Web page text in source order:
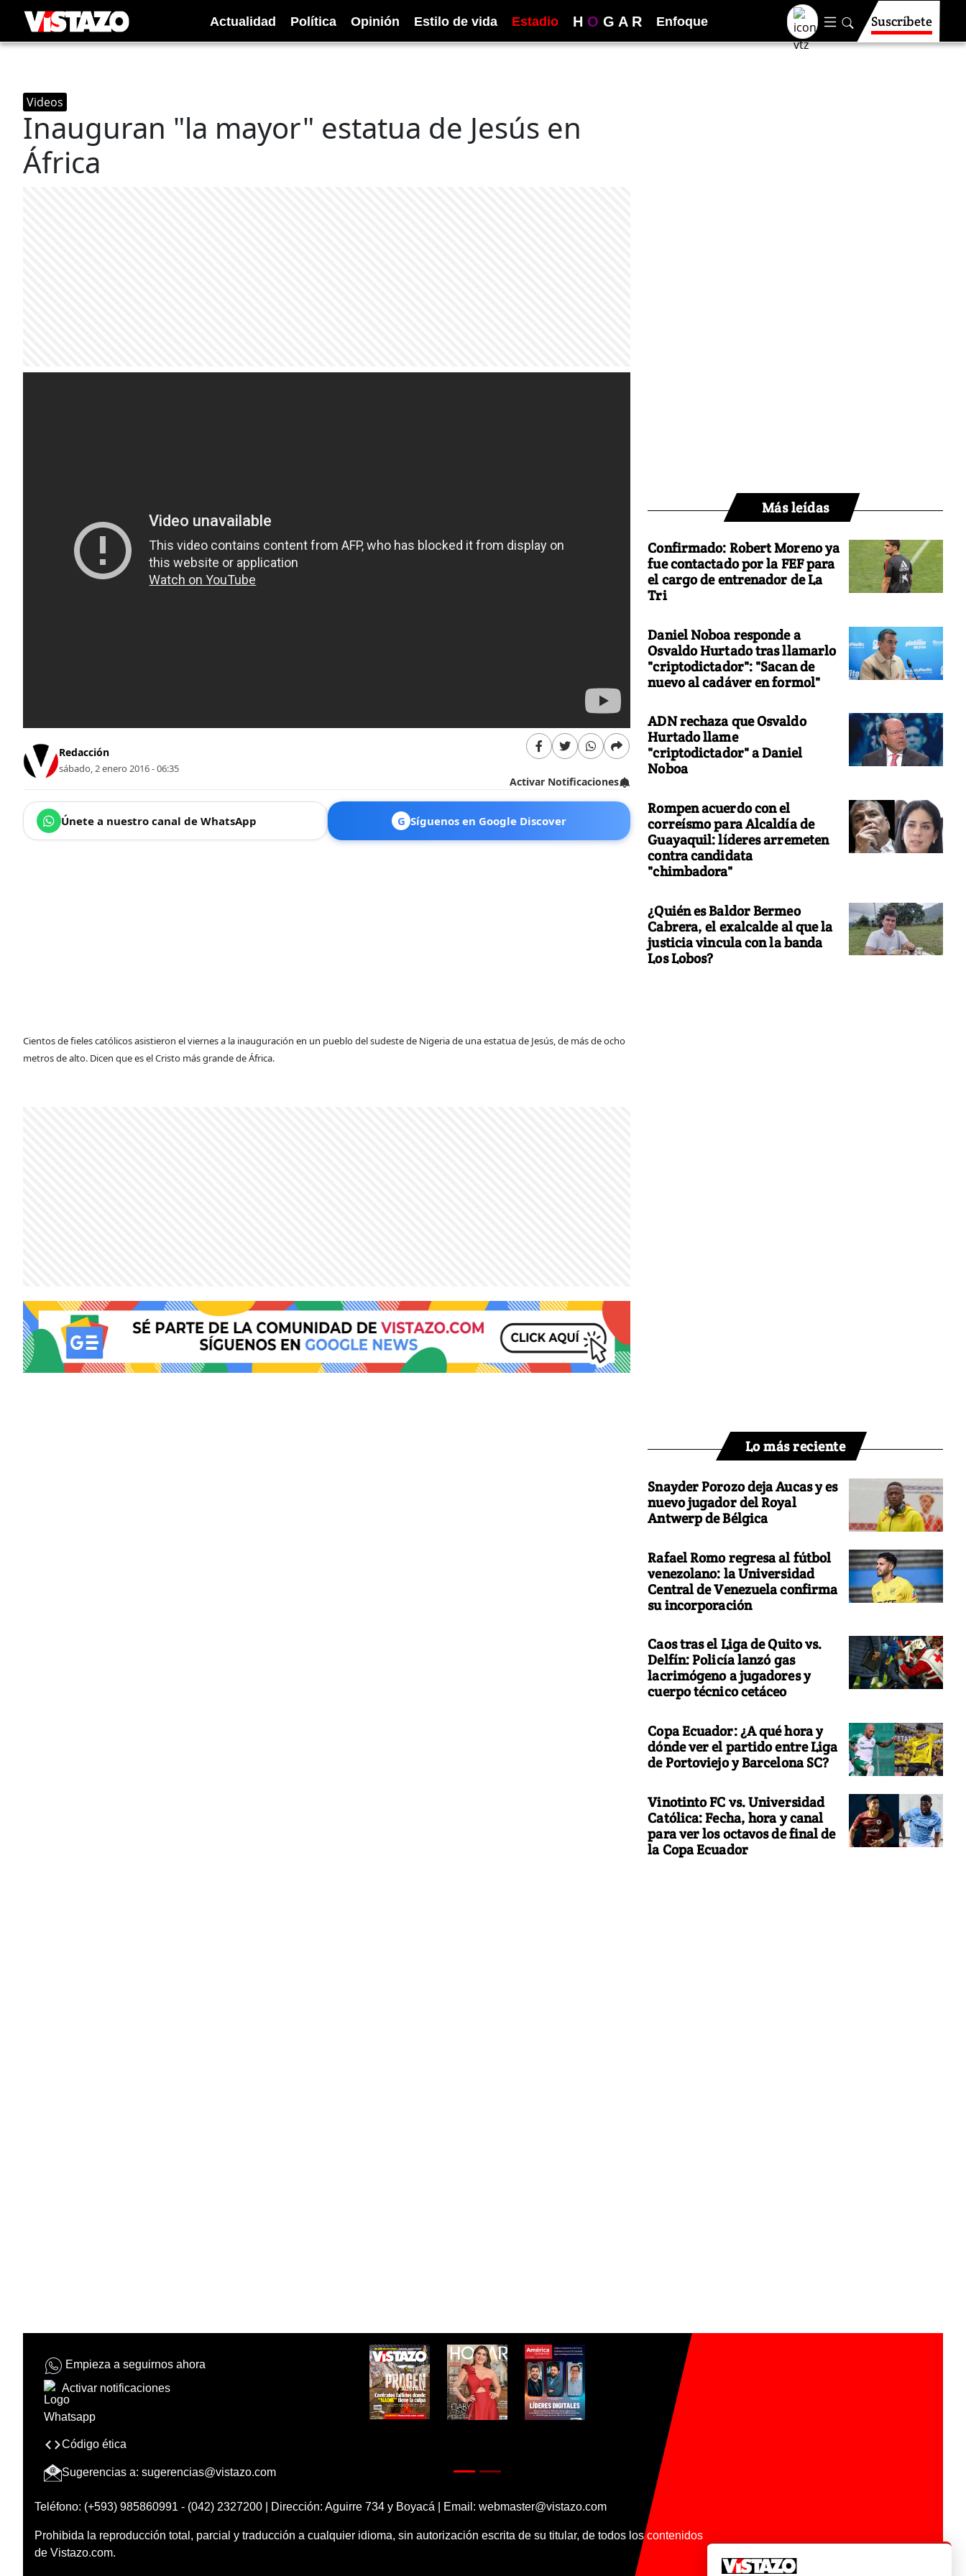
Actualidad Política Opinión Estilo de vida Estadio H O G A R Enfoque Suscríbete
Videos
Inauguran "la mayor" estatua de Jesús en
África
Redacción
sábado, 2 enero 2016 - 06:35
Activar Notificaciones
Únete a nuestro canal de WhatsApp G Síguenos en Google Discover
Cientos de fieles católicos asistieron el viernes a la inauguración en un pueblo del sudeste de Nigeria de una estatua de Jesús, de más de ocho
metros de alto. Dicen que es el Cristo más grande de África.
Más leídas
Confirmado: Robert Moreno ya
fue contactado por la FEF para
el cargo de entrenador de La
Tri
Daniel Noboa responde a
Osvaldo Hurtado tras llamarlo
"criptodictador": "Sacan de
nuevo al cadáver en formol"
ADN rechaza que Osvaldo
Hurtado llame
"criptodictador" a Daniel
Noboa
Rompen acuerdo con el
correísmo para Alcaldía de
Guayaquil: líderes arremeten
contra candidata
"chimbadora"
¿Quién es Baldor Bermeo
Cabrera, el exalcalde al que la
justicia vincula con la banda
Los Lobos?
Lo más reciente
Snayder Porozo deja Aucas y es
nuevo jugador del Royal
Antwerp de Bélgica
Rafael Romo regresa al fútbol
venezolano: la Universidad
Central de Venezuela confirma
su incorporación
Caos tras el Liga de Quito vs.
Delfín: Policía lanzó gas
lacrimógeno a jugadores y
cuerpo técnico cetáceo
Copa Ecuador: ¿A qué hora y
dónde ver el partido entre Liga
de Portoviejo y Barcelona SC?
Vinotinto FC vs. Universidad
Católica: Fecha, hora y canal
para ver los octavos de final de
la Copa Ecuador
Empieza a seguirnos ahora
Activar notificaciones
Código ética
Sugerencias a: sugerencias@vistazo.com
Teléfono: (+593) 985860991 - (042) 2327200 | Dirección: Aguirre 734 y Boyacá | Email: webmaster@vistazo.com
Prohibida la reproducción total, parcial y traducción a cualquier idioma, sin autorización escrita de su titular, de todos los contenidos
de Vistazo.com.